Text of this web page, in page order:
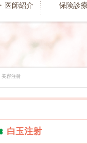
医師紹介 保険診療
美容注射
白玉注射